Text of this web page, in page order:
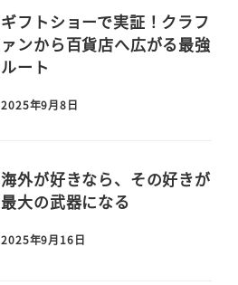
ギフトショーで実証！クラフ
ァンから百貨店へ広がる最強
ルート
2025年9月8日
海外が好きなら、その好きが
最大の武器になる
2025年9月16日